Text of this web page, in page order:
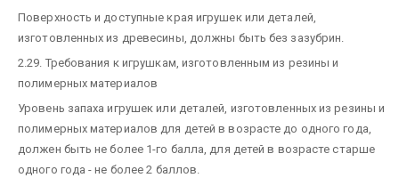
Поверхность и доступные края игрушек или деталей,
изготовленных из древесины, должны быть без зазубрин.
2.29. Требования к игрушкам, изготовленным из резины и
полимерных материалов
Уровень запаха игрушек или деталей, изготовленных из резины и
полимерных материалов для детей в возрасте до одного года,
должен быть не более 1-го балла, для детей в возрасте старше
одного года - не более 2 баллов.